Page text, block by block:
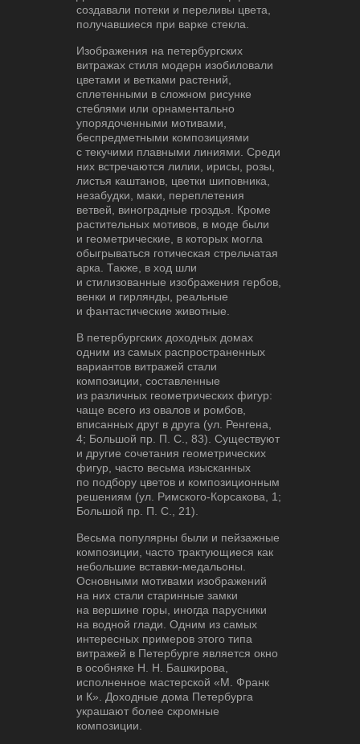
создавали потеки и переливы цвета,
получавшиеся при варке стекла.
Изображения на петербургских
витражах стиля модерн изобиловали
цветами и ветками растений,
сплетенными в сложном рисунке
стеблями или орнаментально
упорядоченными мотивами,
беспредметными композициями
с текучими плавными линиями. Среди
них встречаются лилии, ирисы, розы,
листья каштанов, цветки шиповника,
незабудки, маки, переплетения
ветвей, виноградные гроздья. Кроме
растительных мотивов, в моде были
и геометрические, в которых могла
обыгрываться готическая стрельчатая
арка. Также, в ход шли
и стилизованные изображения гербов,
венки и гирлянды, реальные
и фантастические животные.
В петербургских доходных домах
одним из самых распространенных
вариантов витражей стали
композиции, составленные
из различных геометрических фигур:
чаще всего из овалов и ромбов,
вписанных друг в друга (ул. Ренгена,
4; Большой пр. П. С., 83). Существуют
и другие сочетания геометрических
фигур, часто весьма изысканных
по подбору цветов и композиционным
решениям (ул. Римского-Корсакова, 1;
Большой пр. П. С., 21).
Весьма популярны были и пейзажные
композиции, часто трактующиеся как
небольшие вставки-медальоны.
Основными мотивами изображений
на них стали старинные замки
на вершине горы, иногда парусники
на водной глади. Одним из самых
интересных примеров этого типа
витражей в Петербурге является окно
в особняке Н. Н. Башкирова,
исполненное мастерской «М. Франк
и К». Доходные дома Петербурга
украшают более скромные
композиции.